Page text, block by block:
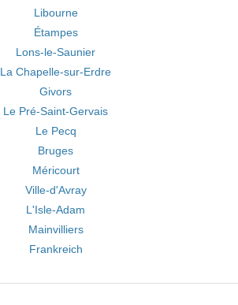
Libourne
Étampes
Lons-le-Saunier
La Chapelle-sur-Erdre
Givors
Le Pré-Saint-Gervais
Le Pecq
Bruges
Méricourt
Ville-d'Avray
L'Isle-Adam
Mainvilliers
Frankreich